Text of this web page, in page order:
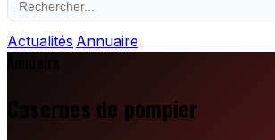
Actualités Annuaire
Casernes de pompier